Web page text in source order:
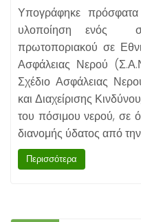
Υπογράφηκε
υλοποίηση ενός
πρωτοποριακού σε
Ασφάλειας Νερού
Σχέδιο Ασφάλειας
και Διαχείρισης
του πόσιμου νερού, σε
διανομής ύδατος από
Περισσότερα